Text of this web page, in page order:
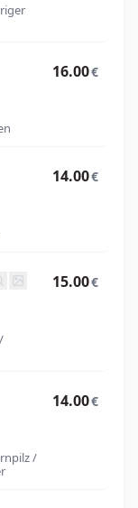
16.00€
14.00€
15.00€
/
14.00€